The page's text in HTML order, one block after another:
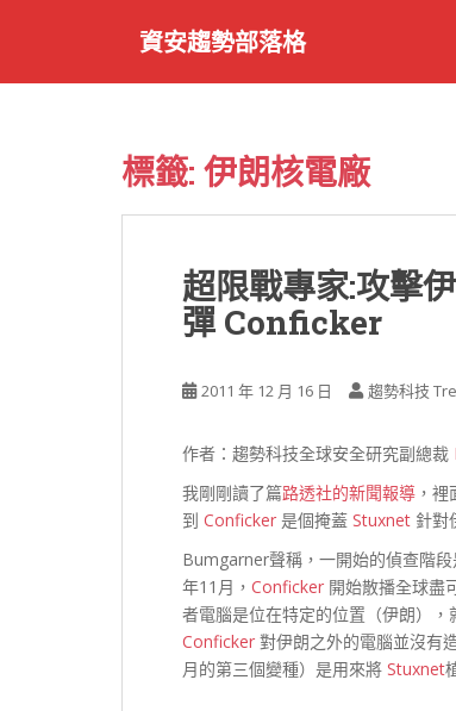
資安趨勢部落格
標籤: 伊朗核電廠
超限戰專家:攻擊
彈 Conficker
2011 年 12 月 16 日 趨勢科技
作者：趨勢科技全球安全研究副總裁
我剛剛讀了篇路透社的新聞報導 ，
到 Conficker 是個掩蓋 Stuxnet 針對
Bumgarner聲稱，一開始的偵查階
年11月， Conficker 開始散播全球盡
者電腦是位在特定的位置（伊朗）
Conficker 對伊朗之外的電腦並沒有
月的第三個變種）是用來將 Stuxnet